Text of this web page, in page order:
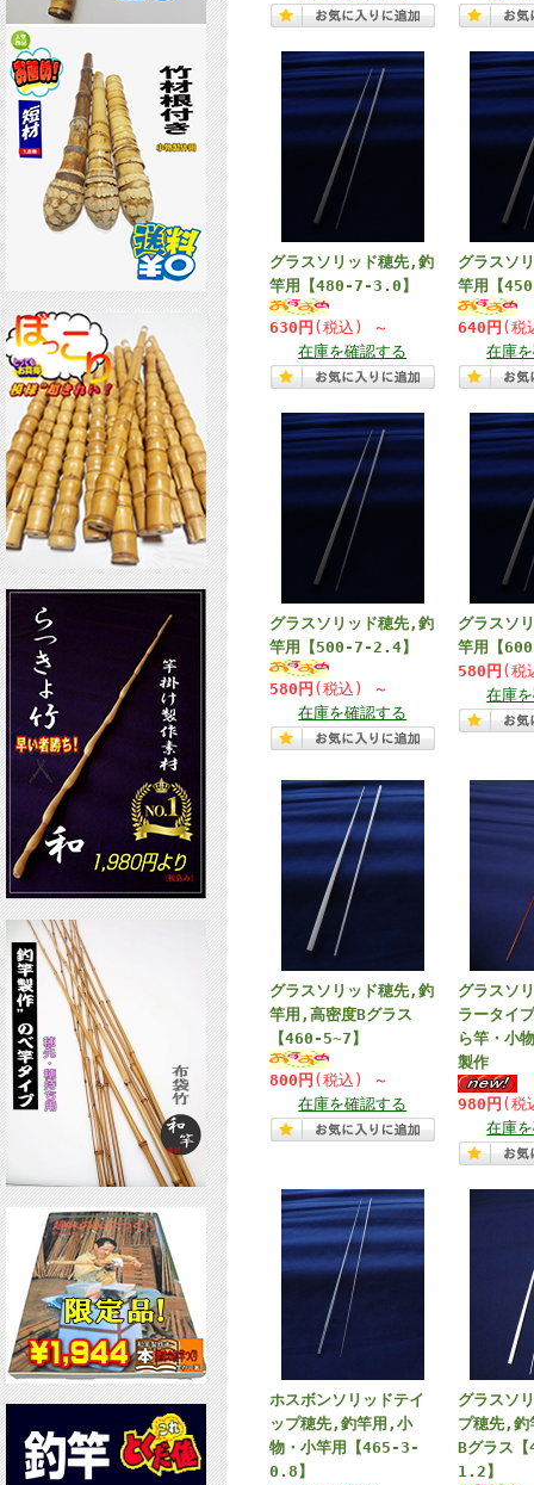
グラスソリッド穂先,釣
竿用【480-7-3.0】
630円 (税込)
～
在庫を確認する
グラスソ
竿用【
640円 (税
在庫
グラスソリッド穂先,釣
竿用【500-7-2.4】
580円 (税込)
～
在庫を確認する
グラスソ
竿用【
580円 (税
在庫
グラスソリッド穂先,釣
竿用,高密度Bグラス
【460-5~7】
800円 (税込)
～
在庫を確認する
グラスソ
ラータイ
ら竿・小
製作
980円 (税
在庫
ホスボンソリッドテイ
ップ穂先,釣竿用,小
物・小竿用【465-3-
0.8】
グラスソ
プ穂先,釣
Bグラス
1.2】